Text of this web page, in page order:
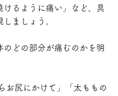
けるように痛い」など、具
ましょう。
のどの部分が痛むのかを明